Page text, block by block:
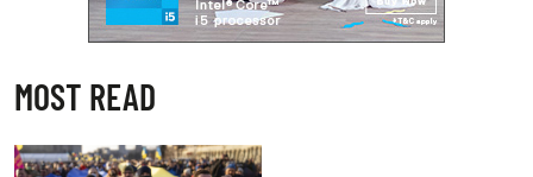
MOST READ